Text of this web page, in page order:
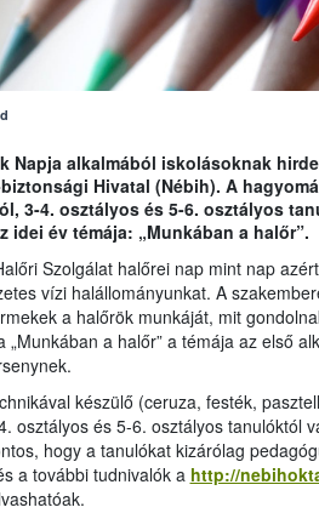
Napja alkalmából iskolásoknak
Hivatal (Nébih). A
3-4. osztályos és 5-6. osztályos
idei év témája: „Munkában a halőr”.
Szolgálat halőrei nap mint nap
vízi halállományunkat. A
a halőrök munkáját, mit
„Munkában a halőr” a témája az első
készülő (ceruza, festék,
osztályos és 5-6. osztályos tanulóktól
hogy a tanulókat kizárólag
a további tudnivalók a http://